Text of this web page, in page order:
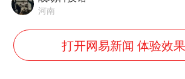
白海豚将正面袭
酒店回应车内过
河南
打开网易新闻 体验效